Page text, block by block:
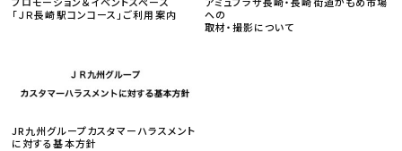
「ＪＲ長崎駅コンコース」ご利用案内
への
取材・撮影について
JR九州グループカスタマーハラスメント
に対する基本方針